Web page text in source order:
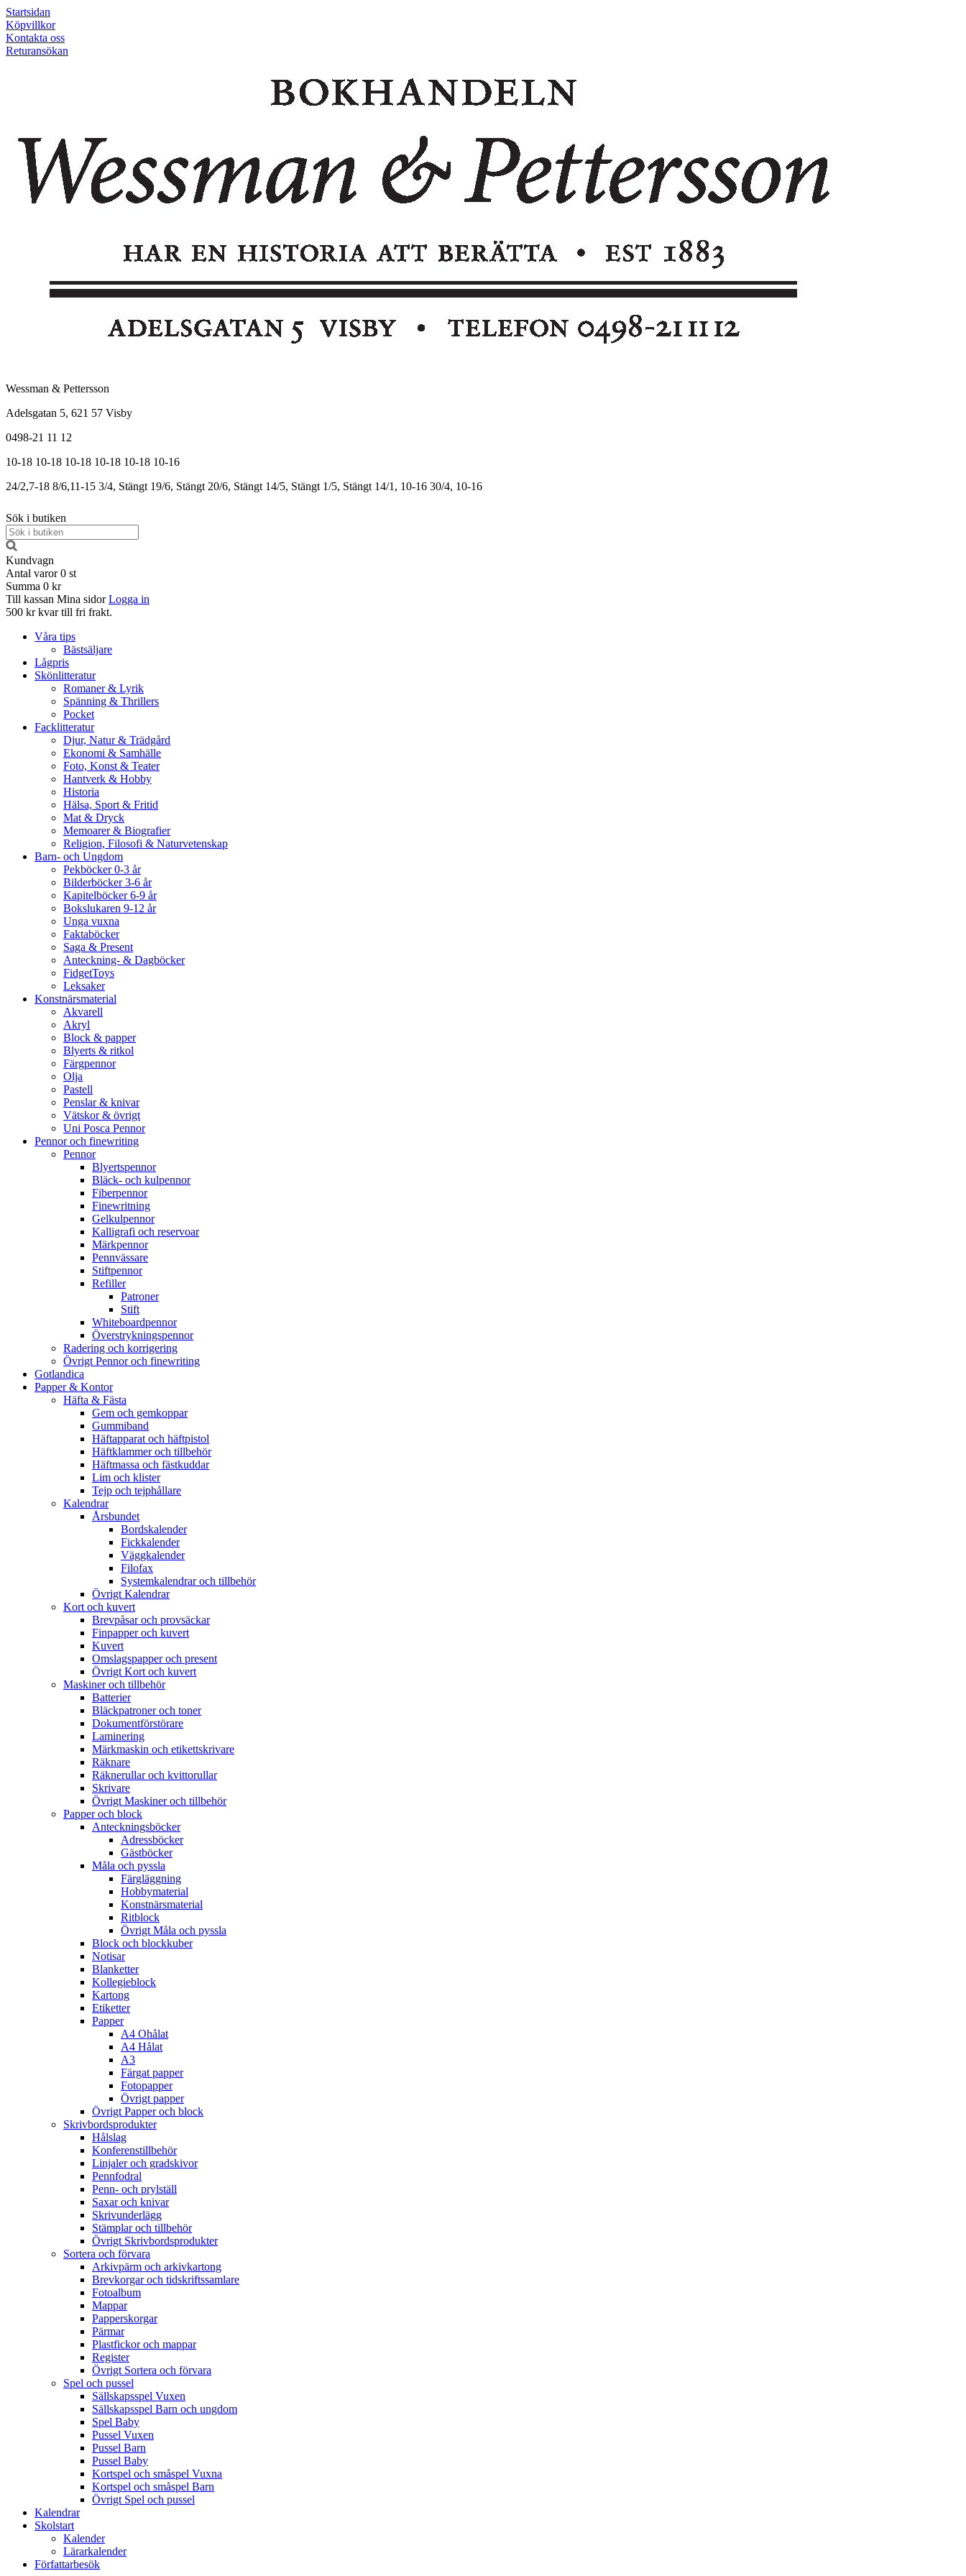
Startsidan
Köpvillkor
Kontakta oss
Returansökan
Wessman & Pettersson
Adelsgatan 5, 621 57 Visby
0498-21 11 12
10-18 10-18 10-18 10-18 10-18 10-16
24/2,7-18 8/6,11-15 3/4, Stängt 19/6, Stängt 20/6, Stängt 14/5, Stängt 1/5, Stängt 14/1, 10-16 30/4, 10-16
Sök i butiken
Kundvagn
Antal varor 0 st
Summa 0 kr
Till kassan Mina sidor Logga in
500 kr kvar till fri frakt.
Våra tips
Bästsäljare
Lågpris
Skönlitteratur
Romaner & Lyrik
Spänning & Thrillers
Pocket
Facklitteratur
Djur, Natur & Trädgård
Ekonomi & Samhälle
Foto, Konst & Teater
Hantverk & Hobby
Historia
Hälsa, Sport & Fritid
Mat & Dryck
Memoarer & Biografier
Religion, Filosofi & Naturvetenskap
Barn- och Ungdom
Pekböcker 0-3 år
Bilderböcker 3-6 år
Kapitelböcker 6-9 år
Bokslukaren 9-12 år
Unga vuxna
Faktaböcker
Saga & Present
Anteckning- & Dagböcker
FidgetToys
Leksaker
Konstnärsmaterial
Akvarell
Akryl
Block & papper
Blyerts & ritkol
Färgpennor
Olja
Pastell
Penslar & knivar
Vätskor & övrigt
Uni Posca Pennor
Pennor och finewriting
Pennor
Blyertspennor
Bläck- och kulpennor
Fiberpennor
Finewritning
Gelkulpennor
Kalligrafi och reservoar
Märkpennor
Pennvässare
Stiftpennor
Refiller
Patroner
Stift
Whiteboardpennor
Överstrykningspennor
Radering och korrigering
Övrigt Pennor och finewriting
Gotlandica
Papper & Kontor
Häfta & Fästa
Gem och gemkoppar
Gummiband
Häftapparat och häftpistol
Häftklammer och tillbehör
Häftmassa och fästkuddar
Lim och klister
Tejp och tejphållare
Kalendrar
Årsbundet
Bordskalender
Fickkalender
Väggkalender
Filofax
Systemkalendrar och tillbehör
Övrigt Kalendrar
Kort och kuvert
Brevpåsar och provsäckar
Finpapper och kuvert
Kuvert
Omslagspapper och present
Övrigt Kort och kuvert
Maskiner och tillbehör
Batterier
Bläckpatroner och toner
Dokumentförstörare
Laminering
Märkmaskin och etikettskrivare
Räknare
Räknerullar och kvittorullar
Skrivare
Övrigt Maskiner och tillbehör
Papper och block
Anteckningsböcker
Adressböcker
Gästböcker
Måla och pyssla
Färgläggning
Hobbymaterial
Konstnärsmaterial
Ritblock
Övrigt Måla och pyssla
Block och blockkuber
Notisar
Blanketter
Kollegieblock
Kartong
Etiketter
Papper
A4 Ohålat
A4 Hålat
A3
Färgat papper
Fotopapper
Övrigt papper
Övrigt Papper och block
Skrivbordsprodukter
Hålslag
Konferenstillbehör
Linjaler och gradskivor
Pennfodral
Penn- och prylställ
Saxar och knivar
Skrivunderlägg
Stämplar och tillbehör
Övrigt Skrivbordsprodukter
Sortera och förvara
Arkivpärm och arkivkartong
Brevkorgar och tidskriftssamlare
Fotoalbum
Mappar
Papperskorgar
Pärmar
Plastfickor och mappar
Register
Övrigt Sortera och förvara
Spel och pussel
Sällskapsspel Vuxen
Sällskapsspel Barn och ungdom
Spel Baby
Pussel Vuxen
Pussel Barn
Pussel Baby
Kortspel och småspel Vuxna
Kortspel och småspel Barn
Övrigt Spel och pussel
Kalendrar
Skolstart
Kalender
Lärarkalender
Författarbesök